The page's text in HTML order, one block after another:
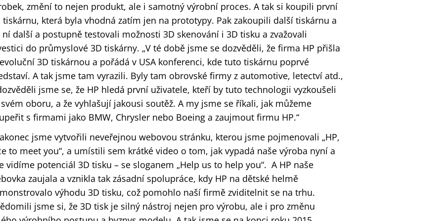
změní to nejen produkt, ale i samotný výrobní proces. A tak si koupili první
tiskárnu, která byla vhodná zatím jen na prototypy. Pak zakoupili další tiskárnu a
další a postupně testovali možnosti 3D skenování i 3D tisku a zvažovali
do průmyslové 3D tiskárny. „V té době jsme se dozvěděli, že firma HP přišla
3D tiskárnou a pořádá v USA konferenci, kde tuto tiskárnu poprvé
A tak jsme tam vyrazili. Byly tam obrovské firmy z automotive, letectví atd.,
jsme se, že HP hledá první uživatele, kteří by tuto technologii vyzkoušeli
oboru, a že vyhlašují jakousi soutěž. A my jsme se říkali, jak můžeme
s firmami jako BMW, Chrysler nebo Boeing a zaujmout firmu HP.“
jsme vytvořili neveřejnou webovou stránku, kterou jsme pojmenovali „HP,
to meet you“, a umístili sem krátké video o tom, jak vypadá naše výroba nyní a
vidíme potenciál 3D tisku – se sloganem „Help us to help you“. A HP naše
zaujala a vznikla tak zásadní spolupráce, kdy HP na dětské helmě
výhodu 3D tisku, což pomohlo naší firmě zviditelnit se na trhu.
jsme si, že 3D tisk je silný nástroj nejen pro výrobu, ale i pro změnu